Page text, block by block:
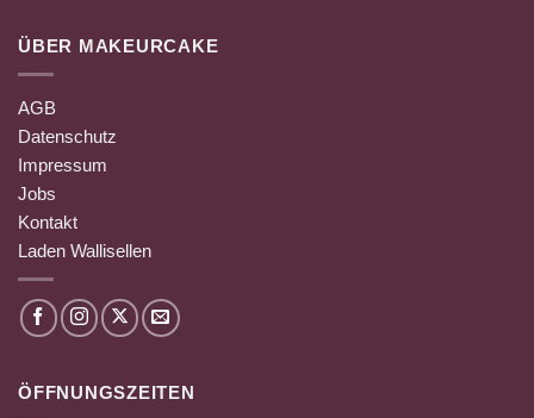
ÜBER MAKEURCAKE
AGB
Datenschutz
Impressum
Jobs
Kontakt
Laden Wallisellen
ÖFFNUNGSZEITEN